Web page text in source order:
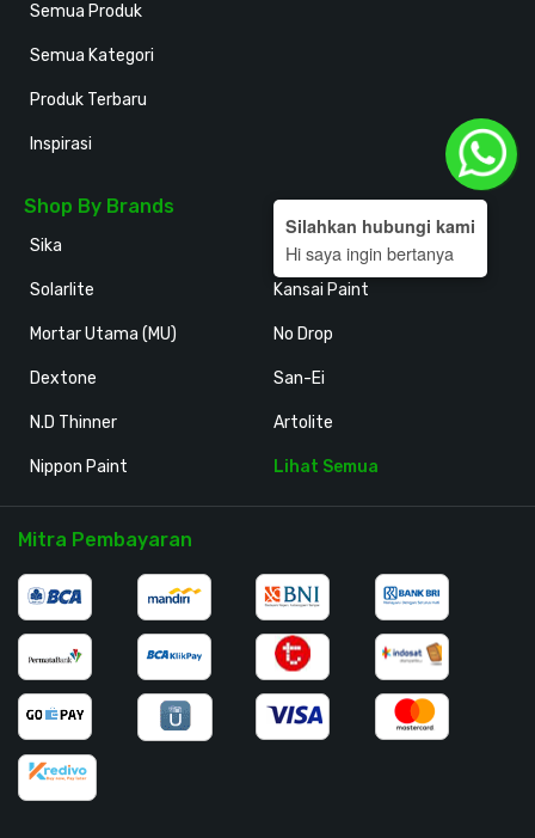
Semua Produk
Semua Kategori
Produk Terbaru
Inspirasi
Shop By Brands
Sika
Solarlite
Mortar Utama (MU)
Dextone
N.D Thinner
Nippon Paint
Holodeck
Kansai Paint
No Drop
San-Ei
Artolite
Lihat Semua
Mitra Pembayaran
Silahkan hubungi kami
Hi saya ingin bertanya